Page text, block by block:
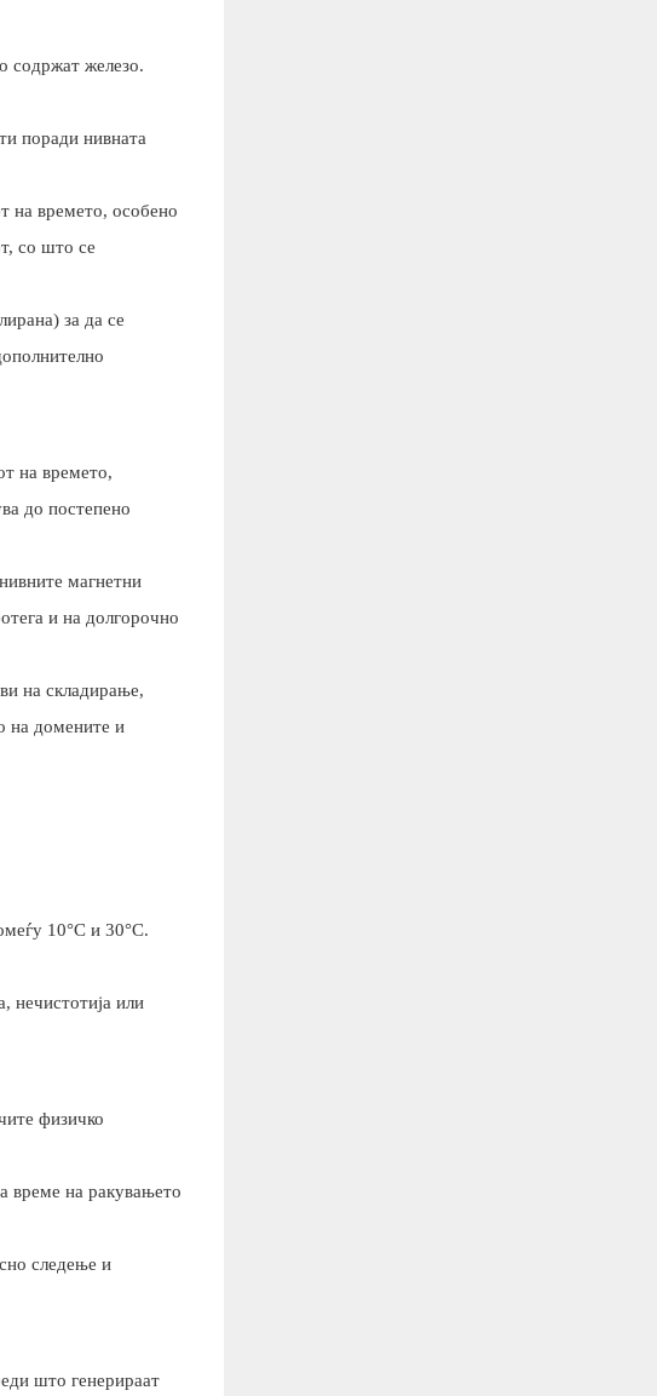
содржат железо.
поради нивната
на времето, особено
со што се
за да се
на времето,
до постепено
магнетни
и на долгорочно
на складирање,
на домените и
10°C и 30°C.
нечистотија или
физичко
време на ракувањето
следење и
што генерираат